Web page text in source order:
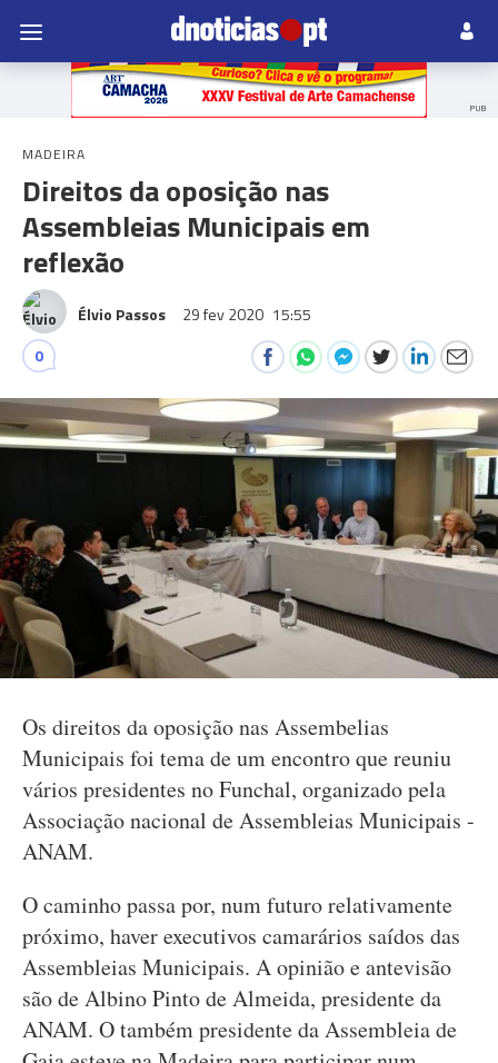
PUB
MADEIRA
Direitos da oposição nas
Assembleias Municipais em
reflexão
Élvio Passos 29 fev 2020 15:55
0
Os direitos da oposição nas Assembelias
Municipais foi tema de um encontro que reuniu
vários presidentes no Funchal, organizado pela
Associação nacional de Assembleias Municipais -
ANAM.
O caminho passa por, num futuro relativamente
próximo, haver executivos camarários saídos das
Assembleias Municipais. A opinião e antevisão
são de Albino Pinto de Almeida, presidente da
ANAM. O também presidente da Assembleia de